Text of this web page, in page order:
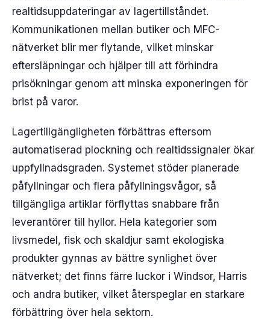
realtidsuppdateringar av lagertillståndet.
Kommunikationen mellan butiker och MFC-
nätverket blir mer flytande, vilket minskar
eftersläpningar och hjälper till att förhindra
prisökningar genom att minska exponeringen för
brist på varor.
Lagertillgängligheten förbättras eftersom
automatiserad plockning och realtidssignaler ökar
uppfyllnadsgraden. Systemet stöder planerade
påfyllningar och flera påfyllningsvågor, så
tillgängliga artiklar förflyttas snabbare från
leverantörer till hyllor. Hela kategorier som
livsmedel, fisk och skaldjur samt ekologiska
produkter gynnas av bättre synlighet över
nätverket; det finns färre luckor i Windsor, Harris
och andra butiker, vilket återspeglar en starkare
förbättring över hela sektorn.